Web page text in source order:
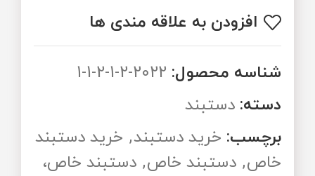
افزودن به علاقه مندی ها
شناسه محصول: 2022-2-1-2-1-1
دسته: دستبند
برچسب: خرید دستبند, خرید دستبند
خاص, دستبند خاص, دستبند خاص،